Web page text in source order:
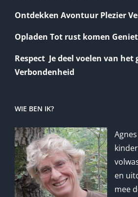
Ontdekken Avontuur Plezier
Opladen Tot rust komen
Respect Je deel voelen van het
Verbondenheid
WIE BEN IK?
en
mee